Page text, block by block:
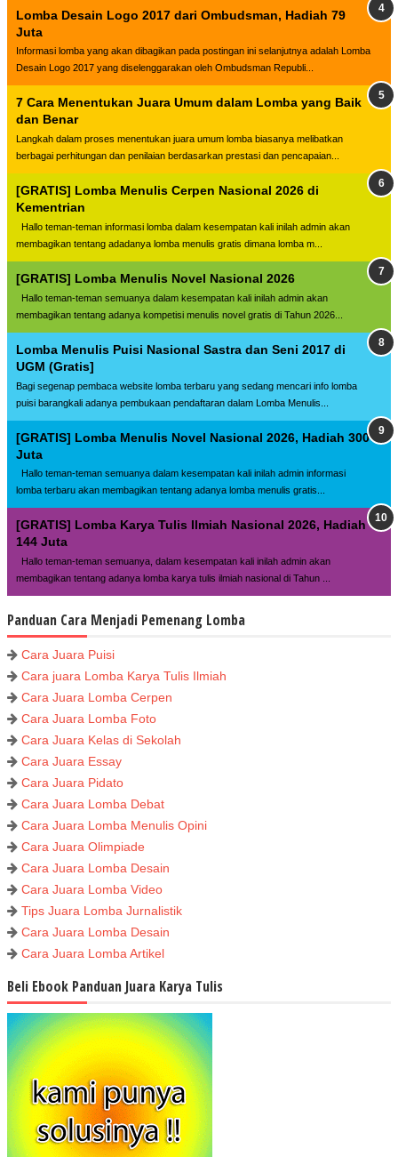
Lomba Desain Logo 2017 dari Ombudsman, Hadiah 79
Juta
Informasi lomba yang akan dibagikan pada postingan ini selanjutnya adalah Lomba
Desain Logo 2017 yang diselenggarakan oleh Ombudsman Republi...
7 Cara Menentukan Juara Umum dalam Lomba yang Baik
dan Benar
Langkah dalam proses menentukan juara umum lomba biasanya melibatkan
berbagai perhitungan dan penilaian berdasarkan prestasi dan pencapaian...
[GRATIS] Lomba Menulis Cerpen Nasional 2026 di
Kementrian
Hallo teman-teman informasi lomba dalam kesempatan kali inilah admin akan
membagikan tentang adadanya lomba menulis gratis dimana lomba m...
[GRATIS] Lomba Menulis Novel Nasional 2026
Hallo teman-teman semuanya dalam kesempatan kali inilah admin akan
membagikan tentang adanya kompetisi menulis novel gratis di Tahun 2026...
Lomba Menulis Puisi Nasional Sastra dan Seni 2017 di
UGM (Gratis]
Bagi segenap pembaca website lomba terbaru yang sedang mencari info lomba
puisi barangkali adanya pembukaan pendaftaran dalam Lomba Menulis...
[GRATIS] Lomba Menulis Novel Nasional 2026, Hadiah 300
Juta
Hallo teman-teman semuanya dalam kesempatan kali inilah admin informasi
lomba terbaru akan membagikan tentang adanya lomba menulis gratis...
[GRATIS] Lomba Karya Tulis Ilmiah Nasional 2026, Hadiah
144 Juta
Hallo teman-teman semuanya, dalam kesempatan kali inilah admin akan
membagikan tentang adanya lomba karya tulis ilmiah nasional di Tahun ...
Panduan Cara Menjadi Pemenang Lomba
Cara Juara Puisi
Cara juara Lomba Karya Tulis Ilmiah
Cara Juara Lomba Cerpen
Cara Juara Lomba Foto
Cara Juara Kelas di Sekolah
Cara Juara Essay
Cara Juara Pidato
Cara Juara Lomba Debat
Cara Juara Lomba Menulis Opini
Cara Juara Olimpiade
Cara Juara Lomba Desain
Cara Juara Lomba Video
Tips Juara Lomba Jurnalistik
Cara Juara Lomba Desain
Cara Juara Lomba Artikel
Beli Ebook Panduan Juara Karya Tulis